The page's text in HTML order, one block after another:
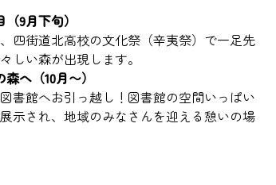
9月下旬）
四街道北高校の文化祭（辛夷祭）で一足先
しい森が出現します。
へ（10月〜）
書館へお引っ越し！図書館の空間いっぱい
示され、地域のみなさんを迎える憩いの場